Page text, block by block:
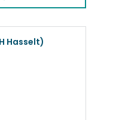
Hasselt)